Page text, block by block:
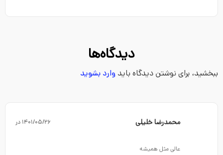
دیدگاه‌ها
ببخشید، برای نوشتن دیدگاه بایدوارد بشوید
محمدرضا خلیلی ۱۴۰۱/۰۵/۲۶ در
عالی مثل همیشه